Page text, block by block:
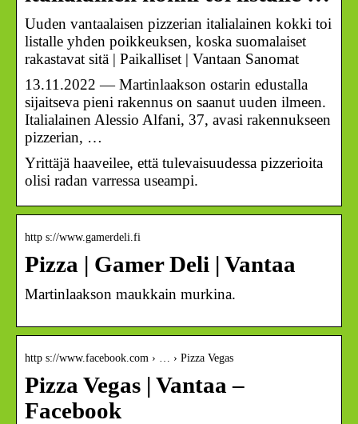
Uuden vantaalaisen pizzerian italialainen kokki toi
listalle yhden poikkeuksen, koska suomalaiset
rakastavat sitä | Paikalliset | Vantaan Sanomat
13.11.2022 — Martinlaakson ostarin edustalla
sijaitseva pieni rakennus on saanut uuden ilmeen.
Italialainen Alessio Alfani, 37, avasi rakennukseen
pizzerian, …
Yrittäjä haaveilee, että tulevaisuudessa pizzerioita
olisi radan varressa useampi.
http s://www.gamerdeli.fi
Pizza | Gamer Deli | Vantaa
Martinlaakson maukkain murkina.
http s://www.facebook.com › … › Pizza Vegas
Pizza Vegas | Vantaa –
Facebook